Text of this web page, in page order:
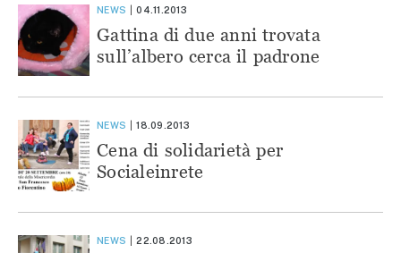
NEWS 04.11.2013
Gattina di due anni trovata
sull’albero cerca il padrone
NEWS 18.09.2013
Cena di solidarietà per
Socialeinrete
NEWS 22.08.2013